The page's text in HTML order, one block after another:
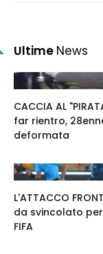
Ultime News
CACCIA AL
far rientro,
deformata
L'ATTACCO
da svincolato
FIFA